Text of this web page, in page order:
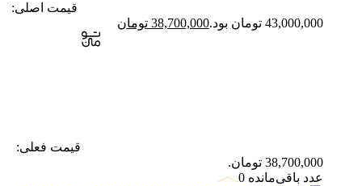
قیمت اصلی:
43,000,000 تومان بود.
38,700,000 تومان
قیمت فعلی:
38,700,000 تومان.
عدد باقی‌مانده 0